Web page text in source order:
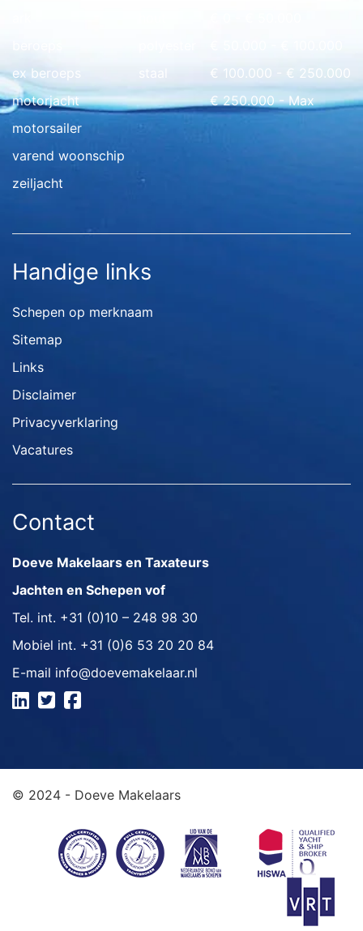
ex beroeps
motorjacht
motorsailer
varend woonschip
zeiljacht
€ 100.000 - € 250.000
€ 250.000 - Max
Handige links
Schepen op merknaam
Sitemap
Links
Disclaimer
Privacyverklaring
Vacatures
Contact
Doeve Makelaars en Taxateurs
Jachten en Schepen vof
Tel. int. +31 (0)10 – 248 98 30
Mobiel int. +31 (0)6 53 20 20 84
E-mail info@doevemakelaar.nl
© 2024 - Doeve Makelaars